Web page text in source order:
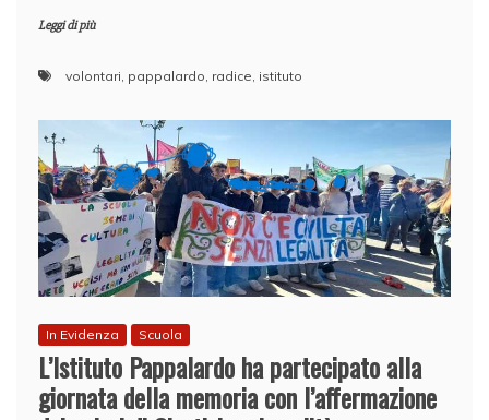
Leggi di più
volontari, pappalardo, radice, istituto
In Evidenza Scuola
L’Istituto Pappalardo ha partecipato alla
giornata della memoria con l’affermazione